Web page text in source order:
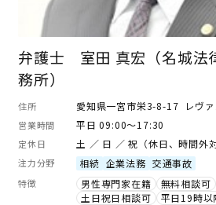
弁護士 室田 真宏（名城法
務所）
住所 愛知県一宮市栄3-8-17 レヴァ
営業時間 平日 09:00～17:30
定休日 土 ／ 日 ／ 祝（休日、時間外
注力分野 相続 企業法務 交通事故
特徴 男性専門家在籍 無料相談可
土日祝日相談可
平日19時以